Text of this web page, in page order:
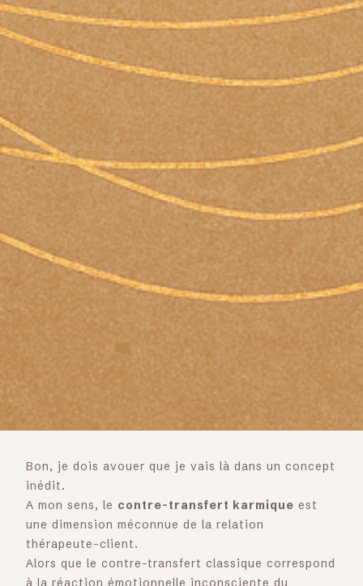
Bon, je dois avouer que je vais là dans un concept
inédit.
A mon sens, le contre-transfert karmique est
une dimension méconnue de la relation
thérapeute-client.
Alors que le contre-transfert classique correspond
à la réaction émotionnelle inconsciente du